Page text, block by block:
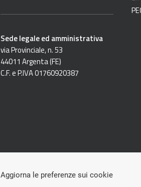
Sede legale ed amministrativa
via Provinciale, n. 53
44011 Argenta (FE)
C.F. e P.IVA 01760920387
Aggiorna le preferenze sui cookie